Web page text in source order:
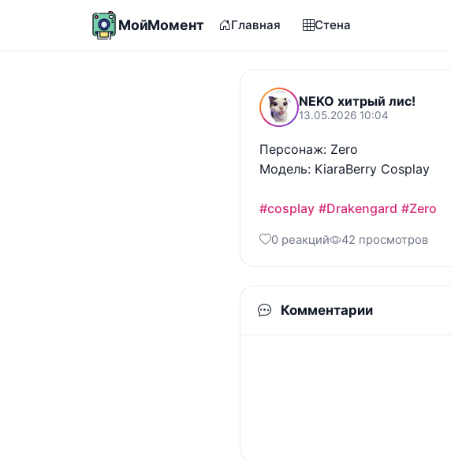
МойМомент Главная Стена
NEKO хитрый лис!
13.05.2026 10:04
Персонаж: Zero
Модель: KiaraBerry Cosplay
#cosplay #Drakengard #Zero
0 реакций 42 просмотров
Комментарии